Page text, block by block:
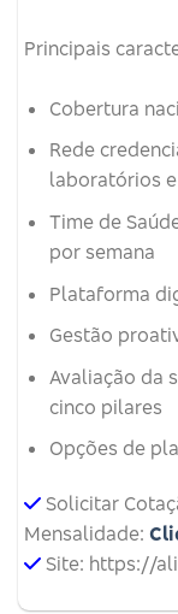
Principais
Cobertura
Rede
laboratórios
Time de
por semana
Plataforma
Gestão
Avaliação da
cinco pilares
Opções de
Solicitar
Mensalidade:
Site: https://